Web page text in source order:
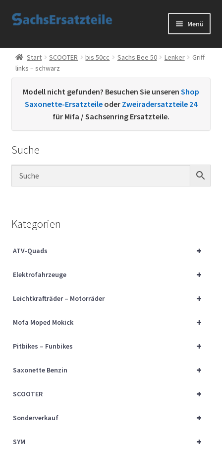
Zur
Zum
Menü
Start
AGB
Datenschutzerklärung
Kontakt
Sachs Ersatzteile
Über uns
Start SCOOTER bis 50cc Sachs Bee 50 Lenker
Griff
links – schwarz
Modell nicht gefunden? Besuchen Sie unseren Shop
Saxonette-Ersatzteile oder Zweiradersatzteile 24
für Mifa / Sachsenring Ersatzteile.
Suche
Kategorien
+
ATV-Quads
+
Elektrofahrzeuge
+
Leichtkrafträder – Motorräder
+
Mofa Moped Mokick
+
Pitbikes – Funbikes
+
Saxonette Benzin
+
SCOOTER
+
Sonderverkauf
+
SYM